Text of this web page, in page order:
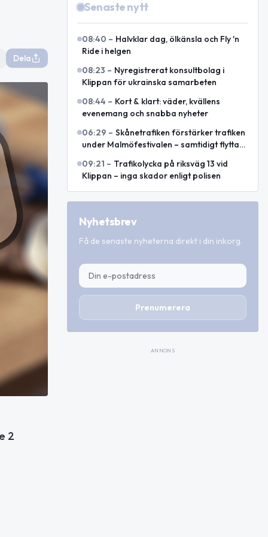
Dela
2
Senaste nytt
08:40 – Halvklar dag, ölkänsla och Fly 'n
Ride i helgen
08:23 – Nyregistrerat konsultbolag i
Klippan för ukrainska samarbeten
08:44 – Kort & klart: väder, kvällens
evenemang och snabba nyheter
06:29 – Skånetrafiken förstärker trafiken
under Malmöfestivalen – samtidigt flyttas
09:21 – Trafikolycka på riksväg 13 vid
Klippan – inga skador enligt polisen
Nyhetsbrev
Få de senaste nyheterna direkt i din inkorg.
Prenumerera
ANNONS